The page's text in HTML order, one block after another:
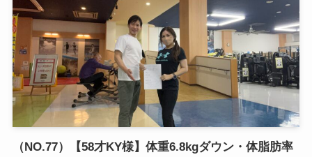
（NO.77）【58才KY様】体重6.8kgダウン・体脂肪率